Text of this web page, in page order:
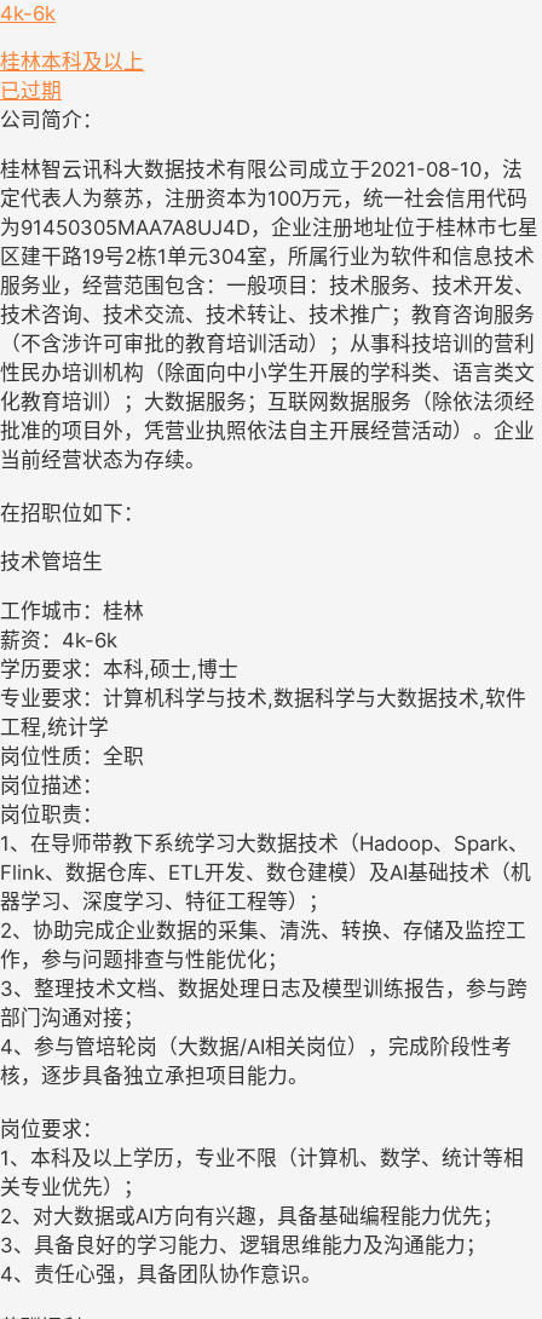
4k-6k
桂林本科及以上
已过期
公司简介：
桂林智云讯科大数据技术有限公司成立于2021-08-10，法
定代表人为蔡苏，注册资本为100万元，统一社会信用代码
为91450305MAA7A8UJ4D，企业注册地址位于桂林市七星
区建干路19号2栋1单元304室，所属行业为软件和信息技术
服务业，经营范围包含：一般项目：技术服务、技术开发、
技术咨询、技术交流、技术转让、技术推广；教育咨询服务
（不含涉许可审批的教育培训活动）；从事科技培训的营利
性民办培训机构（除面向中小学生开展的学科类、语言类文
化教育培训）；大数据服务；互联网数据服务（除依法须经
批准的项目外，凭营业执照依法自主开展经营活动）。企业
当前经营状态为存续。
在招职位如下：
技术管培生
工作城市：桂林
薪资：4k-6k
学历要求：本科,硕士,博士
专业要求：计算机科学与技术,数据科学与大数据技术,软件
工程,统计学
岗位性质：全职
岗位描述：
岗位职责：
1、在导师带教下系统学习大数据技术（Hadoop、Spark、
Flink、数据仓库、ETL开发、数仓建模）及AI基础技术（机
器学习、深度学习、特征工程等）；
2、协助完成企业数据的采集、清洗、转换、存储及监控工
作，参与问题排查与性能优化；
3、整理技术文档、数据处理日志及模型训练报告，参与跨
部门沟通对接；
4、参与管培轮岗（大数据/AI相关岗位），完成阶段性考
核，逐步具备独立承担项目能力。
岗位要求：
1、本科及以上学历，专业不限（计算机、数学、统计等相
关专业优先）；
2、对大数据或AI方向有兴趣，具备基础编程能力优先；
3、具备良好的学习能力、逻辑思维能力及沟通能力；
4、责任心强，具备团队协作意识。